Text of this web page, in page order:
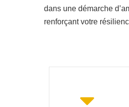
dans une démarche
renforçant votre